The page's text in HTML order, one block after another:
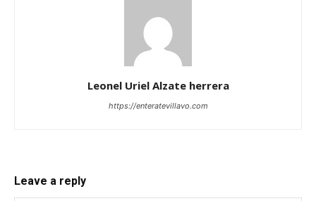
Leonel Uriel Alzate herrera
https://enteratevillavo.com
Leave a reply